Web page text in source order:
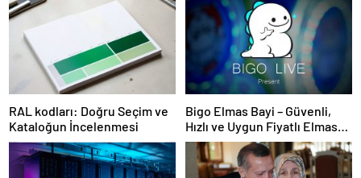
RAL kodları: Doğru Seçim ve
Kataloğun İncelenmesi
Bigo Elmas Bayi – Güvenli,
Hızlı ve Uygun Fiyatlı Elmas
Satın Almanın Yeni Adresi